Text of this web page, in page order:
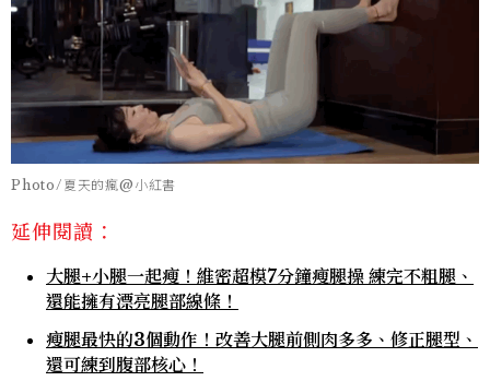
Photo/夏天的瘋@小紅書
延伸閱讀：
大腿+小腿一起瘦！維密超模7分鐘瘦腿操 練完不粗腿、
還能擁有漂亮腿部線條！
瘦腿最快的3個動作！改善大腿前側肉多多、修正腿型、
還可練到腹部核心！